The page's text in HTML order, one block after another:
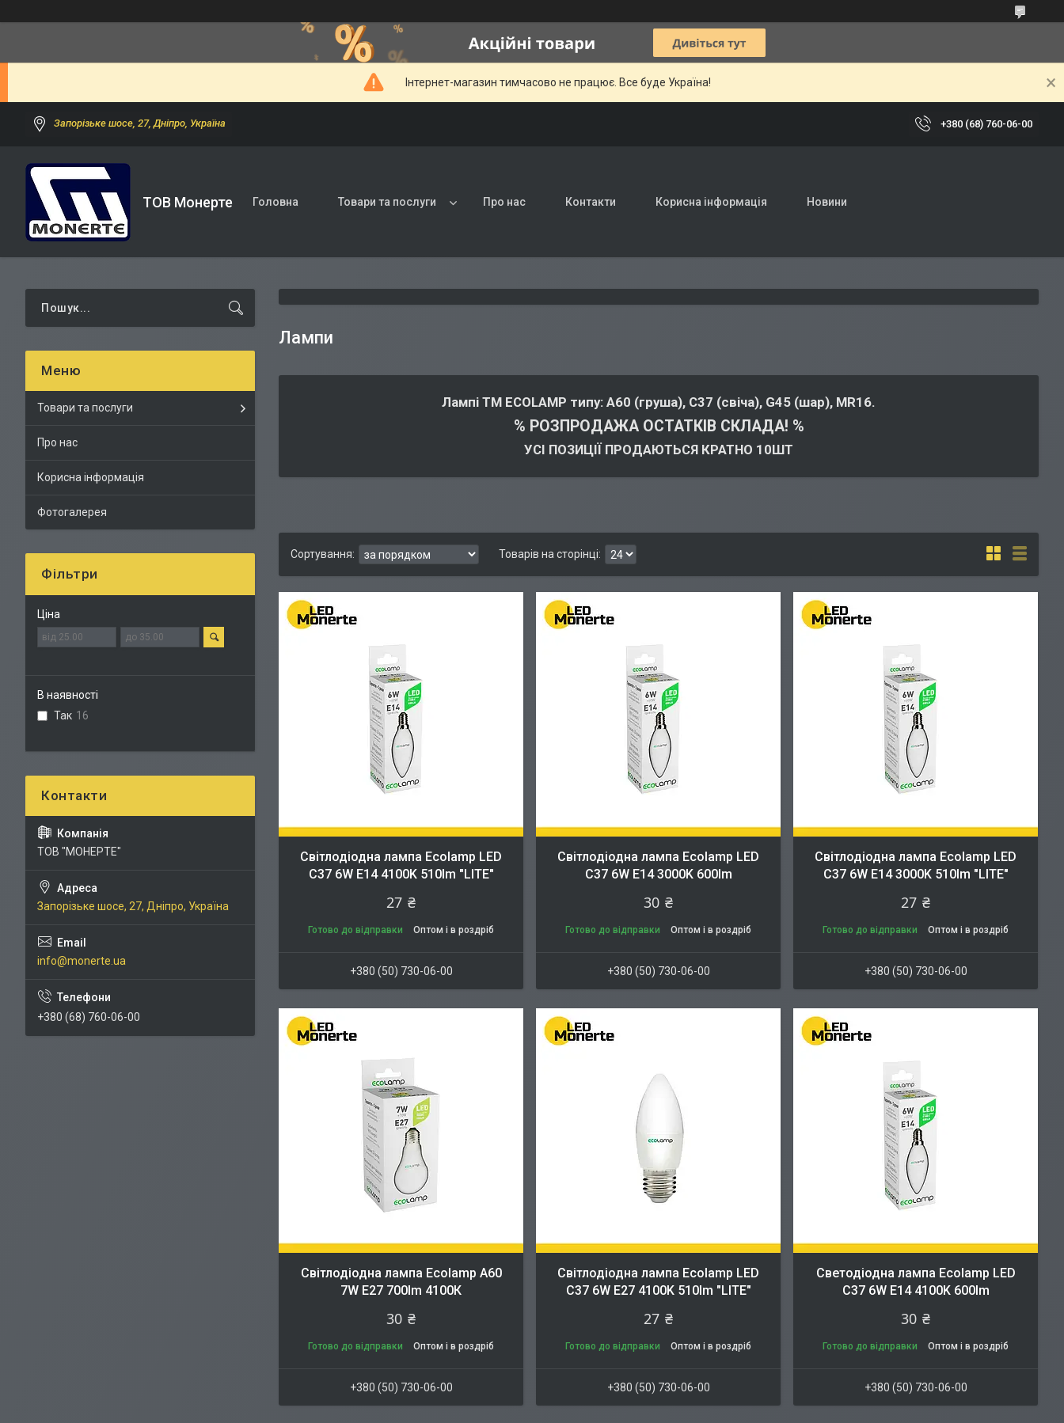
Інтернет-магазин тимчасово не працює. Все буде Україна!
Запорізьке шосе, 27, Дніпро, Україна +380 (68) 760-06-00
ТОВ Монерте Головна Товари та послуги Про нас Контакти Корисна інформація Новини
Лампи
Лампі ТМ ECOLAMP типу: А60 (груша), С37 (свіча), G45 (шар), MR16.
% РОЗПРОДАЖА ОСТАТКІВ СКЛАДА! %
УСІ ПОЗИЦІЇ ПРОДАЮТЬСЯ КРАТНО 10ШТ
Світлодіодна лампа Ecolamp LED
C37 6W E14 4100K 510lm "LITE"
27 ₴
Готово до відправки Оптом і в роздріб
+380 (50) 730-06-00
Cвітлодіодна лампа Ecolamp LED
C37 6W E14 3000K 600lm
30 ₴
Готово до відправки Оптом і в роздріб
+380 (50) 730-06-00
Cвітлодіодна лампа Ecolamp LED
C37 6W E14 3000K 510lm "LITE"
27 ₴
Готово до відправки Оптом і в роздріб
+380 (50) 730-06-00
Світлодіодна лампа Ecolamp A60
7W E27 700lm 4100К
30 ₴
Готово до відправки Оптом і в роздріб
+380 (50) 730-06-00
Cвітлодіодна лампа Ecolamp LED
C37 6W E27 4100K 510lm "LITE"
27 ₴
Готово до відправки Оптом і в роздріб
+380 (50) 730-06-00
Cветодіодна лампа Ecolamp LED
C37 6W E14 4100K 600lm
30 ₴
Готово до відправки Оптом і в роздріб
+380 (50) 730-06-00
Товари та послуги
Про нас
Корисна інформація
Фотогалерея
Фільтри
Ціна
В наявності
Так 16
ТОВ "МОНЕРТЕ"
Запорізьке шосе, 27, Дніпро, Україна
info@monerte.ua
+380 (68) 760-06-00